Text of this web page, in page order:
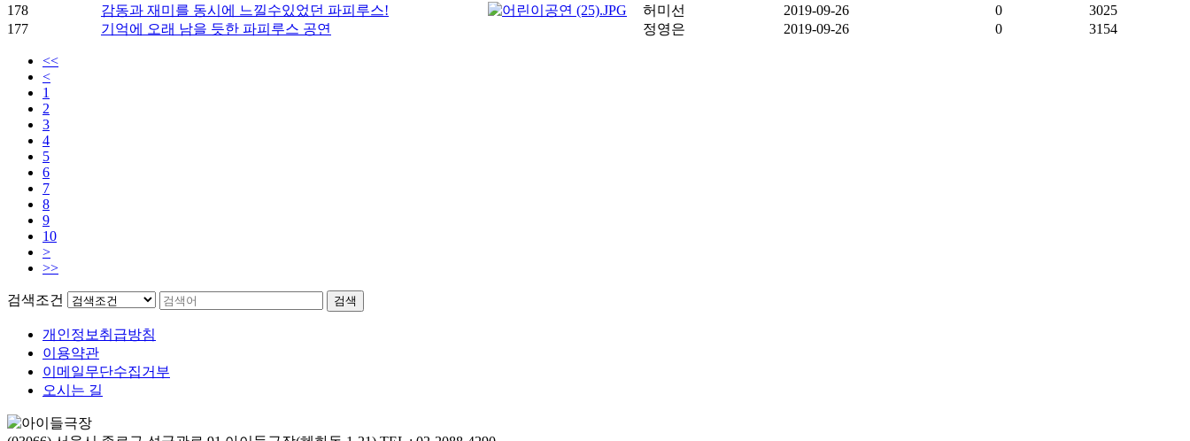
178
감동과 재미를 동시에 느낄수있었던 파피루스! 허미선 2019-09-26 0
3025
177
기억에 오래 남을 듯한 파피루스 공연 정영은 2019-09-26 0 3154
<<
<
1
2
3
4
5
6
7
8
9
10
>
>>
검색조건 검색
개인정보취급방침
이용약관
이메일무단수집거부
오시는 길